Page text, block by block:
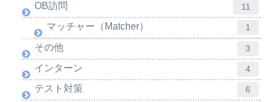
OB訪問 11
マッチャー（Matcher） 1
その他 3
インターン 4
テスト対策 6